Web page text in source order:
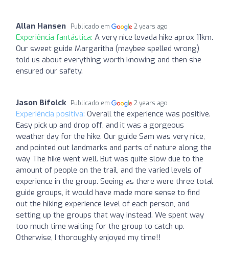
Allan Hansen Publicado em 2 years ago
Experiência fantástica: A very nice levada hike aprox 11km.
Our sweet guide Margaritha (maybee spelled wrong)
told us about everything worth knowing and then she
ensured our safety.
Jason Bifolck Publicado em 2 years ago
Experiência positiva: Overall the experience was positive.
Easy pick up and drop off, and it was a gorgeous
weather day for the hike. Our guide Sam was very nice,
and pointed out landmarks and parts of nature along the
way The hike went well. But was quite slow due to the
amount of people on the trail, and the varied levels of
experience in the group. Seeing as there were three total
guide groups, it would have made more sense to find
out the hiking experience level of each person, and
setting up the groups that way instead. We spent way
too much time waiting for the group to catch up.
Otherwise, I thoroughly enjoyed my time!!